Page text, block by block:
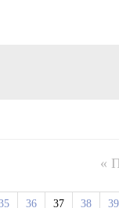
«
36 37 38 39